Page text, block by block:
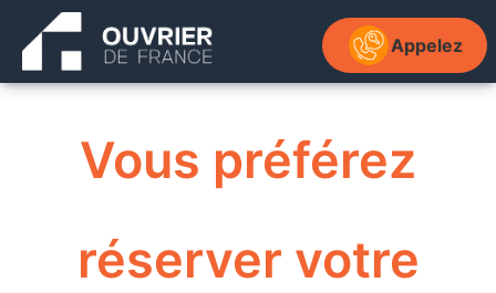
contenu
Appelez
Vous préférez
réserver votre